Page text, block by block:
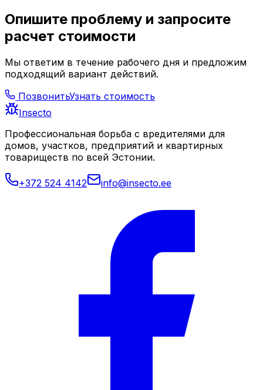
Опишите проблему и запросите
расчет стоимости
Мы ответим в течение рабочего дня и предложим
подходящий вариант действий.
ПозвонитьУзнать стоимость
Insecto
Профессиональная борьба с вредителями для
домов, участков, предприятий и квартирных
товариществ по всей Эстонии.
+372 524 4142 info@insecto.ee